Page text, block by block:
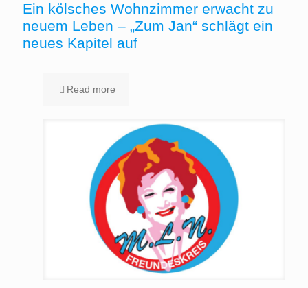
Ein kölsches Wohnzimmer erwacht zu
neuem Leben – „Zum Jan“ schlägt ein
neues Kapitel auf
Read more